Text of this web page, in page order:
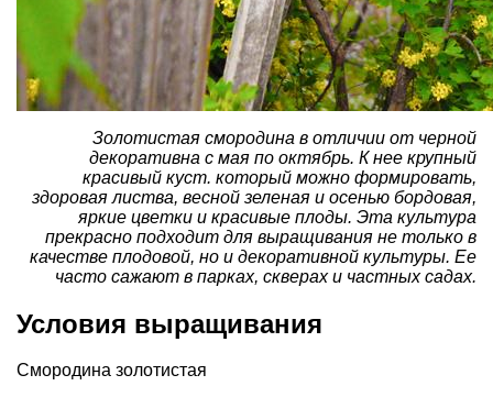
Золотистая смородина в отличии от черной
декоративна с мая по октябрь. К нее крупный
красивый куст. который можно формировать,
здоровая листва, весной зеленая и осенью бордовая,
яркие цветки и красивые плоды. Эта культура
прекрасно подходит для выращивания не только в
качестве плодовой, но и декоративной культуры. Ее
часто сажают в парках, скверах и частных садах.
Условия выращивания
Смородина золотистая